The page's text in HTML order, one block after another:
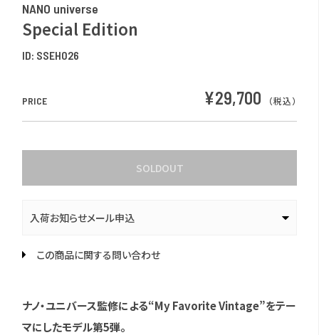
NANO universe
Special Edition
ID: SSEH026
PRICE ¥29,700 （税込）
SOLDOUT
入荷お知らせメール申込
この商品に関する問い合わせ
ナノ・ユニバース監修による“My Favorite Vintage”をテー
マにしたモデル第5弾。